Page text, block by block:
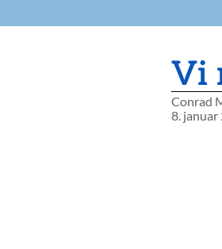
Vi
Conrad
8. januar